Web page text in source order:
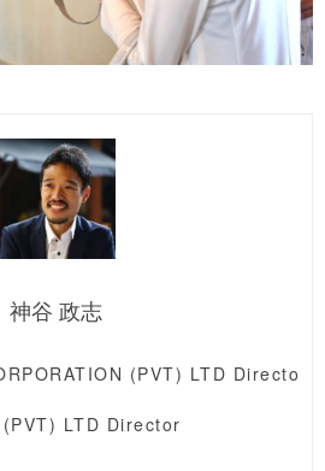
神谷 政志
(PVT) LTD Directo
LTD Director